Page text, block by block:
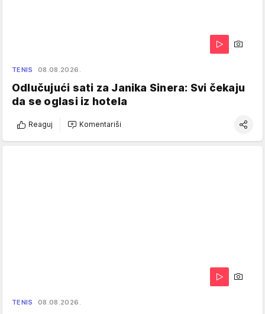
TENIS 08.08.2026.
Odlučujući sati za Janika Sinera: Svi čekaju
da se oglasi iz hotela
Reaguj Komentariši
TENIS 08.08.2026.